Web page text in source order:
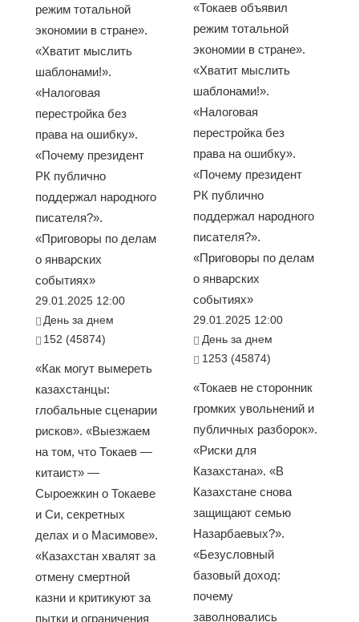
режим тотальной
экономии в стране».
«Хватит мыслить
шаблонами!».
«Налоговая
перестройка без
права на ошибку».
«Почему президент
РК публично
поддержал народного
писателя?».
«Приговоры по делам
о январских
событиях»
29.01.2025 12:00
День за днем
152 (45874)
«Как могут вымереть
казахстанцы:
глобальные сценарии
рисков». «Выезжаем
на том, что Токаев —
китаист» —
Сыроежкин о Токаеве
и Си, секретных
делах и о Масимове».
«Казахстан хвалят за
отмену смертной
казни и критикуют за
пытки и ограничения
«Токаев объявил
режим тотальной
экономии в стране».
«Хватит мыслить
шаблонами!».
«Налоговая
перестройка без
права на ошибку».
«Почему президент
РК публично
поддержал народного
писателя?».
«Приговоры по делам
о январских
событиях»
29.01.2025 12:00
День за днем
1253 (45874)
«Токаев не сторонник
громких увольнений и
публичных разборок».
«Риски для
Казахстана». «В
Казахстане снова
защищают семью
Назарбаевых?».
«Безусловный
базовый доход:
почему
заволновались